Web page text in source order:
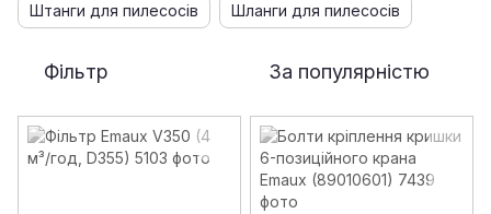
Штанги для пилесосів Шланги для пилесосів
Фільтр За популярністю